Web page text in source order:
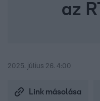
az
2025. július 26. 4:00
Link másolása